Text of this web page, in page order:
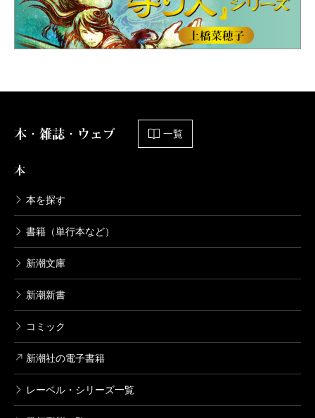
本・雑誌・ウェブ 一覧
本
本を探す
書籍（単行本など）
新潮文庫
新潮新書
コミック
新潮社の電子書籍
レーベル・シリーズ一覧